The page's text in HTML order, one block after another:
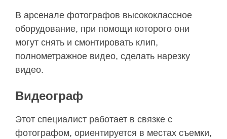
В арсенале фотографов высококлассное
оборудование, при помощи которого они
могут снять и смонтировать клип,
полнометражное видео, сделать нарезку
видео.
Видеограф
Этот специалист работает в связке с
фотографом, ориентируется в местах съемки,